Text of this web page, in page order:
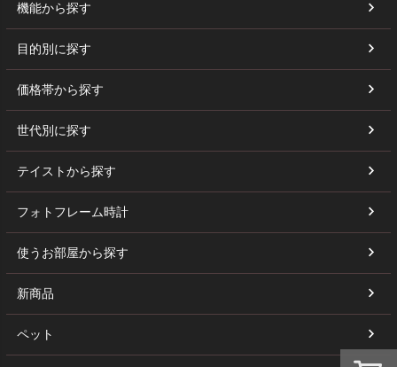
機能から探す
目的別に探す
価格帯から探す
世代別に探す
テイストから探す
フォトフレーム時計
使うお部屋から探す
新商品
ペット